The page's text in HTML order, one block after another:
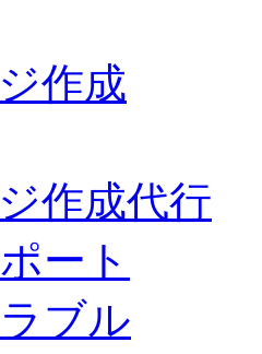
作成
作成代行
ート
ブル